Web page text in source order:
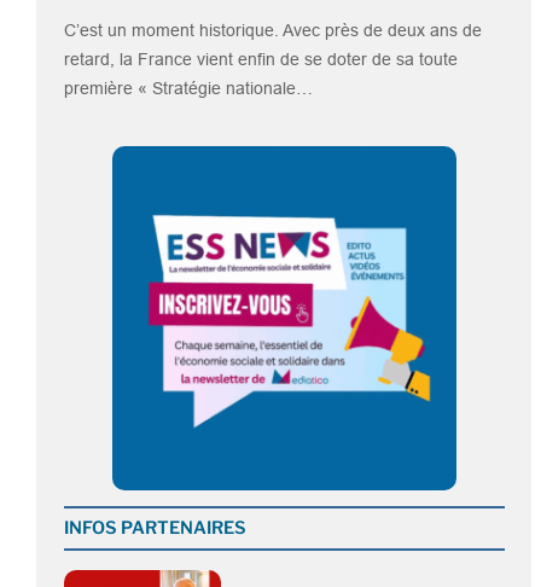
C’est un moment historique. Avec près de deux ans de
retard, la France vient enfin de se doter de sa toute
première « Stratégie nationale…
INFOS PARTENAIRES